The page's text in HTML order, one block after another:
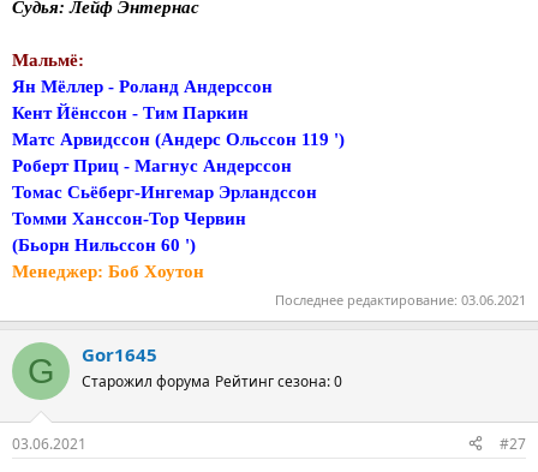
Судья: Лейф Энтернас
Мальмё:
Ян Мёллер - Роланд Андерссон
Кент Йёнссон - Тим Паркин
Матс Арвидссон (Андерс Ольссон 119 ')
Роберт Приц - Магнус Андерссон
Томас Сьёберг-Ингемар Эрландссон
Томми Ханссон-Тор Червин
(Бьорн Нильссон 60 ')
Менеджер: Боб Хоутон
Последнее редактирование: 03.06.2021
G Gor1645
Старожил форума Рейтинг сезона: 0
03.06.2021 #27